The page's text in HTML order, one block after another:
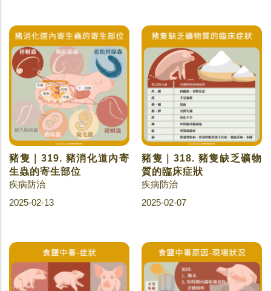
豬隻｜319. 豬消化道內寄
生蟲的寄生部位
疾病防治
2025-02-13
豬隻｜318. 豬隻缺乏礦物
質的臨床症狀
疾病防治
2025-02-07